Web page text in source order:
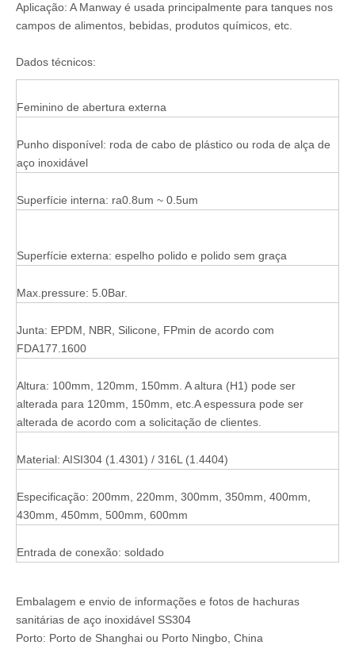
Aplicação: A Manway é usada principalmente para tanques nos
campos de alimentos, bebidas, produtos químicos, etc.
Dados técnicos:
Feminino de abertura externa
Punho disponível: roda de cabo de plástico ou roda de alça de
aço inoxidável
Superfície interna: ra0.8um ~ 0.5um
Superfície externa: espelho polido e polido sem graça
Max.pressure: 5.0Bar.
Junta: EPDM, NBR, Silicone, FPmin de acordo com
FDA177.1600
Altura: 100mm, 120mm, 150mm. A altura (H1) pode ser
alterada para 120mm, 150mm, etc.A espessura pode ser
alterada de acordo com a solicitação de clientes.
Material: AISI304 (1.4301) / 316L (1.4404)
Especificação: 200mm, 220mm, 300mm, 350mm, 400mm,
430mm, 450mm, 500mm, 600mm
Entrada de conexão: soldado
Embalagem e envio de informações e fotos de hachuras
sanitárias de aço inoxidável SS304
Porto: Porto de Shanghai ou Porto Ningbo, China